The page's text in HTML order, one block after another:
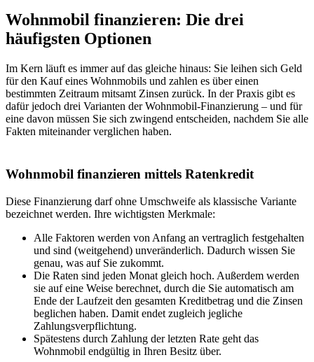
Wohnmobil finanzieren: Die drei
häufigsten Optionen
Im Kern läuft es immer auf das gleiche hinaus: Sie leihen sich Geld
für den Kauf eines Wohnmobils und zahlen es über einen
bestimmten Zeitraum mitsamt Zinsen zurück. In der Praxis gibt es
dafür jedoch drei Varianten der Wohnmobil-Finanzierung – und für
eine davon müssen Sie sich zwingend entscheiden, nachdem Sie alle
Fakten miteinander verglichen haben.
Wohnmobil finanzieren mittels Ratenkredit
Diese Finanzierung darf ohne Umschweife als klassische Variante
bezeichnet werden. Ihre wichtigsten Merkmale:
Alle Faktoren werden von Anfang an vertraglich festgehalten
und sind (weitgehend) unveränderlich. Dadurch wissen Sie
genau, was auf Sie zukommt.
Die Raten sind jeden Monat gleich hoch. Außerdem werden
sie auf eine Weise berechnet, durch die Sie automatisch am
Ende der Laufzeit den gesamten Kreditbetrag und die Zinsen
beglichen haben. Damit endet zugleich jegliche
Zahlungsverpflichtung.
Spätestens durch Zahlung der letzten Rate geht das
Wohnmobil endgültig in Ihren Besitz über.